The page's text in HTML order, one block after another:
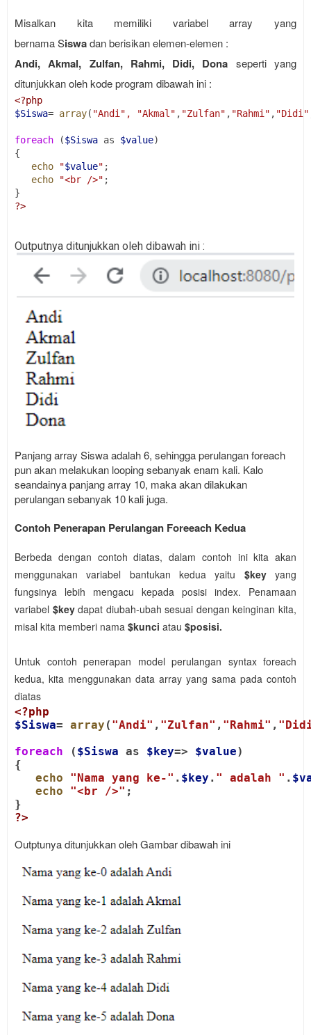
Misalkan kita memiliki variabel array yang
bernama Siswadan berisikan elemen-elemen :
Andi, Akmal, Zulfan, Rahmi, Didi, Dona seperti yang
ditunjukkan oleh kode program dibawah ini :
<?php
$Siswa= array( "Andi", "Akmal" , "Zulfan" , "Rahmi" , "Didi"
foreach ($Siswa as $value)
{
echo
"$value" ;
echo
"<br />" ;
}
?>
Outputnya ditunjukkan oleh dibawah ini :
Panjang array Siswa adalah 6, sehingga perulangan foreach
pun akan melakukan looping sebanyak enam kali. Kalo
seandainya panjang array 10, maka akan dilakukan
perulangan sebanyak 10 kali juga.
Contoh Penerapan Perulangan Foreeach Kedua
Berbeda dengan contoh diatas, dalam contoh ini kita akan
menggunakan variabel bantukan kedua yaitu $keyyang
fungsinya lebih mengacu kepada posisi index. Penamaan
variabel $keydapat diubah-ubah sesuai dengan keinginan kita,
misal kita memberi nama $kunci atau $posisi.
Untuk contoh penerapan model perulangan syntax foreach
kedua, kita menggunakan data array yang sama pada contoh
diatas
<?php
$Siswa= array ( "Andi" , "Zulfan" , "Rahmi" ,
foreach ( $Siswa as $key=> $value)
{
echo
"Nama yang ke-" . $key . " adalah " .
echo
"<br />" ;
}
?>
Outptunya ditunjukkan oleh Gambar dibawah ini